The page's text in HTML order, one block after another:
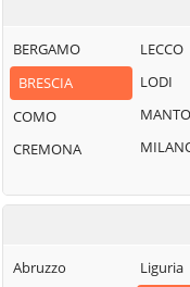
Bassano
Bresciano
Bedizzole
Berlingo
Berzo Inferiore
Bione
Gussago
Idro
Incudine
Irma
Isorella
Leno
BERGAMO
BRESCIA
COMO
CREMONA
LECCO
LODI
Abruzzo
Liguria